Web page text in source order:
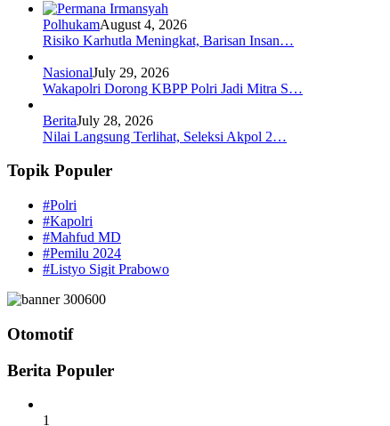
PolhukamAugust 4, 2026
Risiko Karhutla Meningkat, Barisan Insan…
NasionalJuly 29, 2026
Wakapolri Dorong KBPP Polri Jadi Mitra S…
BeritaJuly 28, 2026
Nilai Langsung Terlihat, Seleksi Akpol 2…
Topik Populer
#Polri
#Kapolri
#Mahfud MD
#Pemilu 2024
#Listyo Sigit Prabowo
Otomotif
Berita Populer
1